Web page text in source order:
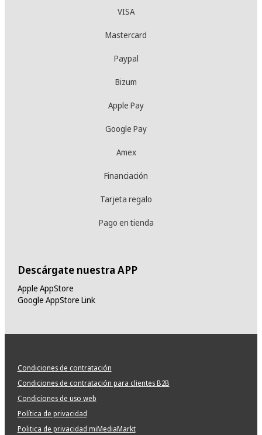
VISA
Mastercard
Paypal
Bizum
Apple Pay
Google Pay
Amex
Financiación
Tarjeta regalo
Pago en tienda
Descárgate nuestra APP
Apple AppStore
Google AppStore Link
Condiciones de contratación
Condiciones de contratación para clientes B2B
Condiciones de uso web
Política de privacidad
Politica de privacidad miMediaMarkt